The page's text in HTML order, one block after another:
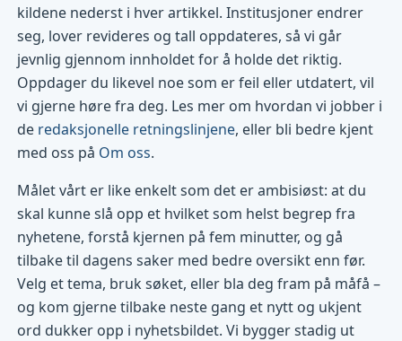
kildene nederst i hver artikkel. Institusjoner endrer
seg, lover revideres og tall oppdateres, så vi går
jevnlig gjennom innholdet for å holde det riktig.
Oppdager du likevel noe som er feil eller utdatert, vil
vi gjerne høre fra deg. Les mer om hvordan vi jobber i
de redaksjonelle retningslinjene, eller bli bedre kjent
med oss på Om oss.
Målet vårt er like enkelt som det er ambisiøst: at du
skal kunne slå opp et hvilket som helst begrep fra
nyhetene, forstå kjernen på fem minutter, og gå
tilbake til dagens saker med bedre oversikt enn før.
Velg et tema, bruk søket, eller bla deg fram på måfå –
og kom gjerne tilbake neste gang et nytt og ukjent
ord dukker opp i nyhetsbildet. Vi bygger stadig ut